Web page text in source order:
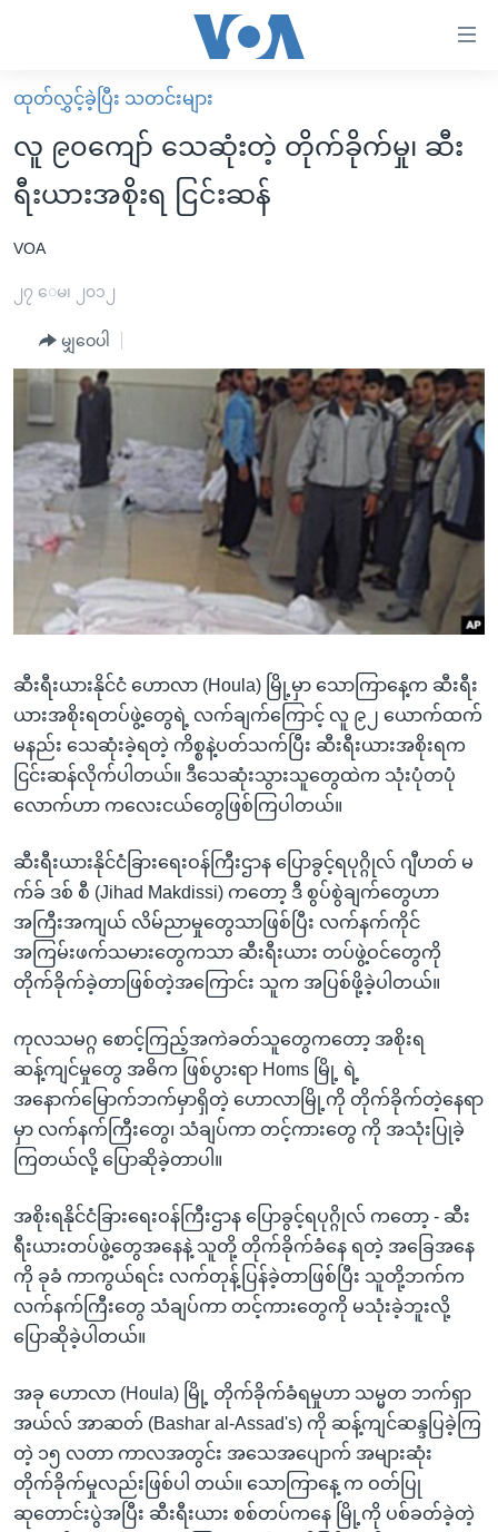
လွယ်ကူ
စေ
သည့်
Link
များ
ပင်မ
ကျော်
ကြည့်
ရန်
ပင်မ
ညွန်း
စာမျက်နှာ
ရန်
ရှာဖွေ
ရန်
နေရာ
သို့
ရန်
မူလစာမျက်နှာ
မြန်မာ
ကမ္ဘာ့သတင်းများ
အစ္စရေး-ပါလက်စတိုင်း
အင်္ဂလိပ်စာလေ့လာမယ်
အမေရိကန်သုံးအီဒီယံ
မကြေးမုံရဲ့ အင်္ဂလိပ်စာ
ရုပ်ရှင်ထဲက အင်္ဂလိပ်စာ
သုတပဒေသာ အင်္ဂလိပ်စာ
အပတ်စဉ်ကဏ္ဍများ
ရေဒီယို
တီဗွီ
ရေဒီယိုနှင့်ရုပ်သံ အချက်အလက်များ
ရေဒီယို/တီဗွီအစီအစဉ်
Learning English
ဗွီအိုအေ လူမှုကွန်ယက်များ
ဘာသာစကားများ
ထုတ်လွှင့်ခဲ့ပြီး သတင်းများ
လူ ၉၀ကျော် သေဆုံးတဲ့ တိုက်ခိုက်မှု၊ ဆီး
ရီးယားအစိုးရ ငြင်းဆန်
VOA
၂၇ ေမ၊ ၂၀၁၂
မျှဝေပါ
ဆီးရီးယားနိုင်ငံ ဟောလာ (Houla) မြို့မှာ သောကြာနေ့က ဆီးရီး
ယားအစိုးရတပ်ဖွဲ့တွေရဲ့ လက်ချက်ကြောင့် လူ ၉၂ ယောက်ထက်
မနည်း သေဆုံးခဲ့ရတဲ့ ကိစ္စနဲ့ပတ်သက်ပြီး ဆီးရီးယားအစိုးရက
ငြင်းဆန်လိုက်ပါတယ်။ ဒီသေဆုံးသွားသူတွေထဲက သုံးပုံတပုံ
လောက်ဟာ ကလေးငယ်တွေဖြစ်ကြပါတယ်။
ဆီးရီးယားနိုင်ငံခြားရေးဝန်ကြီးဌာန ပြောခွင့်ရပုဂ္ဂိုလ် ဂျီဟတ် မ
က်ခ် ဒစ် စီ (Jihad Makdissi) ကတော့ ဒီ စွပ်စွဲချက်တွေဟာ
အကြီးအကျယ် လိမ်ညာမှုတွေသာဖြစ်ပြီး လက်နက်ကိုင်
အကြမ်းဖက်သမားတွေကသာ ဆီးရီးယား တပ်ဖွဲ့ဝင်တွေကို
တိုက်ခိုက်ခဲ့တာဖြစ်တဲ့အကြောင်း သူက အပြစ်ဖို့ခဲ့ပါတယ်။
ကုလသမဂ္ဂ စောင့်ကြည့်အကဲခတ်သူတွေကတော့ အစိုးရ
ဆန့်ကျင်မှုတွေ အဓိက ဖြစ်ပွားရာ Homs မြို့ ရဲ့
အနောက်မြောက်ဘက်မှာရှိတဲ့ ဟောလာမြို့ကို တိုက်ခိုက်တဲ့နေရာ
မှာ လက်နက်ကြီးတွေ၊ သံချပ်ကာ တင့်ကားတွေ ကို အသုံးပြုခဲ့
ကြတယ်လို့ ပြောဆိုခဲ့တာပါ။
အစိုးရနိုင်ငံခြားရေးဝန်ကြီးဌာန ပြောခွင့်ရပုဂ္ဂိုလ် ကတော့ - ဆီး
ရီးယားတပ်ဖွဲ့တွေအနေနဲ့ သူတို့ တိုက်ခိုက်ခံနေ ရတဲ့ အခြေအနေ
ကို ခုခံ ကာကွယ်ရင်း လက်တုန့်ပြန်ခဲ့တာဖြစ်ပြီး သူတို့ဘက်က
လက်နက်ကြီးတွေ သံချပ်ကာ တင့်ကားတွေကို မသုံးခဲ့ဘူးလို့
ပြောဆိုခဲ့ပါတယ်။
အခု ဟောလာ (Houla) မြို့ တိုက်ခိုက်ခံရမှုဟာ သမ္မတ ဘက်ရှာ
အယ်လ် အာဆတ် (Bashar al-Assad's) ကို ဆန့်ကျင်ဆန္ဒပြခဲ့ကြ
တဲ့ ၁၅ လတာ ကာလအတွင်း အသေအပျောက် အများဆုံး
တိုက်ခိုက်မှုလည်းဖြစ်ပါ တယ်။ သောကြာနေ့ က ဝတ်ပြု
ဆုတောင်းပွဲအပြီး ဆီးရီးယား စစ်တပ်ကနေ မြို့ကို ပစ်ခတ်ခဲ့တဲ့